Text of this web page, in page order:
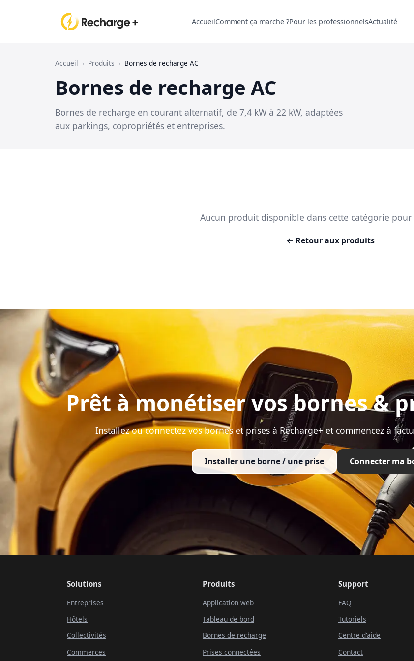
AccueilComment ça marche ?Pour les professionnelsActualité
Accueil › Produits › Bornes de recharge AC
Bornes de recharge AC
Bornes de recharge en courant alternatif, de 7,4 kW à 22 kW, adaptées
aux parkings, copropriétés et entreprises.
Aucun produit disponible dans cette catégorie
← Retour aux produits
Prêt à monétiser vos bornes &
Installez ou connectez vos bornes et prises à Recharge+ et commencez à
Installer une borne / une prise Connecter ma
Solutions
Entreprises
Hôtels
Collectivités
Commerces
Produits
Application web
Tableau de bord
Bornes de recharge
Prises connectées
Support
FAQ
Tutoriels
Centre d'aide
Contact